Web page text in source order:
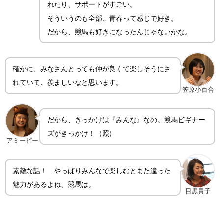
れたり、サポートがすごい。
そういうのも全部、青春って感じで好き。
だから、競馬も好きになったんじゃないかな。
笠原小百合
確かに、みなさんとっても仲が良くて楽しそうにさ
れていて、羨ましいなと思います。
アミーピー
だから、きっかけは『みんな』なの。競馬ビギナー
ズがきっかけ！（照）
目黒貴子
素敵な話！ やっぱりみんなで楽しむとまた違った
魅力があるよね、競馬は。